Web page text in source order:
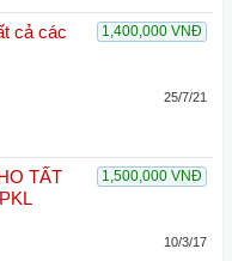
1,400,000 VNĐ
cả các
25/7/21
1,500,000 VNĐ
TẤT
10/3/17